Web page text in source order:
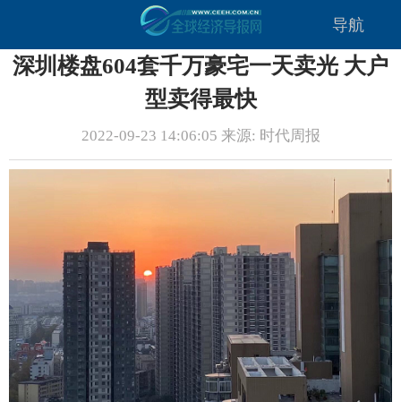
导航
深圳楼盘604套千万豪宅一天卖光 大户
型卖得最快
2022-09-23 14:06:05 来源: 时代周报